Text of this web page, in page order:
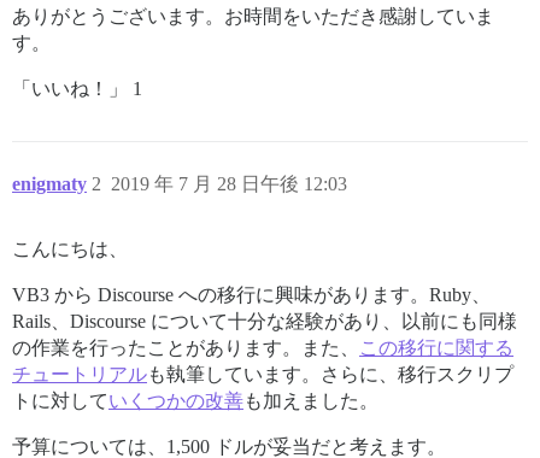
ありがとうございます。お時間をいただき感謝していま
す。
「いいね！」 1
enigmaty 2019 年 7 月 28 日午後 12:03
2
こんにちは、
VB3 から Discourse への移行に興味があります。Ruby、
Rails、Discourse について十分な経験があり、以前にも同様
の作業を行ったことがあります。また、
この移行に関する
チュートリアルも執筆しています。さらに、移行スクリプ
トに対していくつかの改善も加えました。
予算については、1,500 ドルが妥当だと考えます。